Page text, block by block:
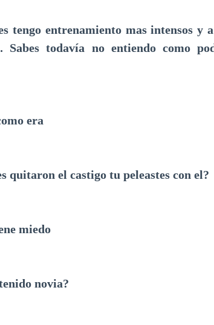
tengo entrenamiento mas intensos y
Sabes todavía no entiendo como
era
quitaron el castigo tu peleastes con el?
miedo
novia?